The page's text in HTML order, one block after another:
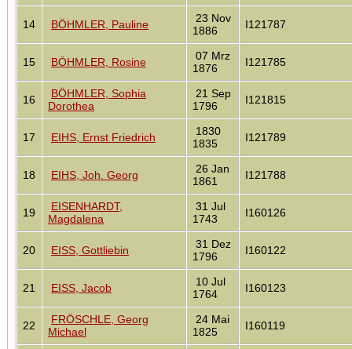
14 BÖHMLER, Pauline
23 Nov
1886
I121787
15 BÖHMLER, Rosine
07 Mrz
1876
I121785
16
BÖHMLER, Sophia
Dorothea
21 Sep
1796
I121815
17 EIHS, Ernst Friedrich
1830
1835
I121789
18 EIHS, Joh. Georg
26 Jan
1861
I121788
19
EISENHARDT,
Magdalena
31 Jul
1743
I160126
20 EISS, Gottliebin
31 Dez
1796
I160122
21 EISS, Jacob
10 Jul
1764
I160123
22
FRÖSCHLE, Georg
Michael
24 Mai
1825
I160119